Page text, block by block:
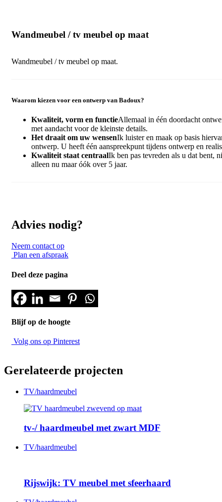
Wandmeubel / tv meubel op maat
Wandmeubel / tv meubel op maat.
Waarom kiezen voor een ontwerp van Badoux?
Kwaliteit, vorm en functieAllemaal in één doordacht
met aandacht voor de kleinste details.
Het draait om uw wensenIk luister en maak op basis
ontwerp. U heeft één aanspreekpunt tijdens ontwerp en
Kwaliteit staat centraalIk ben pas tevreden als u dat bent,
alleen nu maar óók over 5 jaar.
Advies nodig?
Neem contact op
Plan een afspraak
Deel deze pagina
Blijf op de hoogte
Volg ons op Pinterest
Gerelateerde projecten
TV/haardmeubel
tv-/ haardmeubel met zwart MDF
TV/haardmeubel
Rijswijk: TV meubel met sfeerhaard